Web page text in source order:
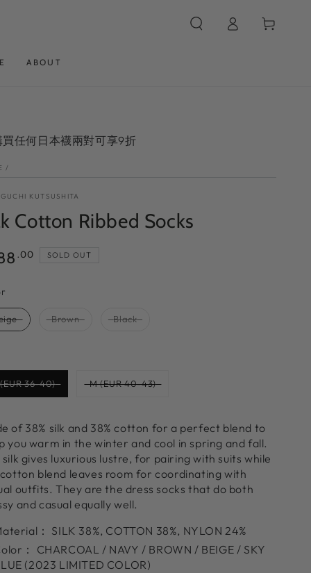
ABOUT
Log
in
Cart
買任何日本襪兩對可享9折
/
KUTSUSHITA
Cotton Ribbed Socks
.00 SOLD OUT
Brown Black
36-40) M (EUR 40-43)
of 38% silk and 38% cotton for a perfect blend to
you warm in the winter and cool in spring and fall.
silk gives luxurious lustre, for pairing with suits while
blend leaves room for coordinating with
outfits. They are the dress socks that do both
and casual equally well.
： SILK 38%, COTTON 38%, NYLON 24%
：
CHARCOAL / NAVY / BROWN / BEIGE / SKY
(2023 LIMITED COLOR)